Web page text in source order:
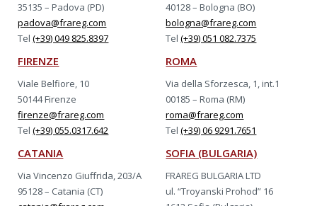
35135 – Padova (PD)
padova@frareg.com
Tel(+39) 049 825.8397
40128 – Bologna (BO)
bologna@frareg.com
Tel(+39) 051 082.7375
FIRENZE
Viale Belfiore, 10
50144 Firenze
firenze@frareg.com
Tel(+39) 055.0317.642
ROMA
Via della Sforzesca, 1, int.1
00185 – Roma (RM)
roma@frareg.com
Tel(+39) 06 9291.7651
CATANIA
Via Vincenzo Giuffrida, 203/A
95128 – Catania (CT)
SOFIA (BULGARIA)
FRAREG BULGARIA LTD
ul. “Troyanski Prohod” 16